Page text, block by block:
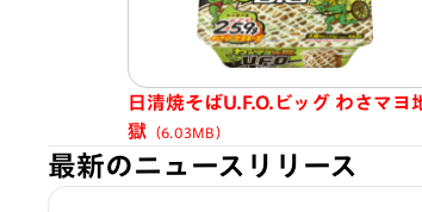
日清焼そばU.F.O.ビッグ わさマヨ
獄 （6.03MB）
最新のニュースリリース